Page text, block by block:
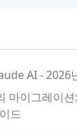
AI - 2026
마이그레이
드